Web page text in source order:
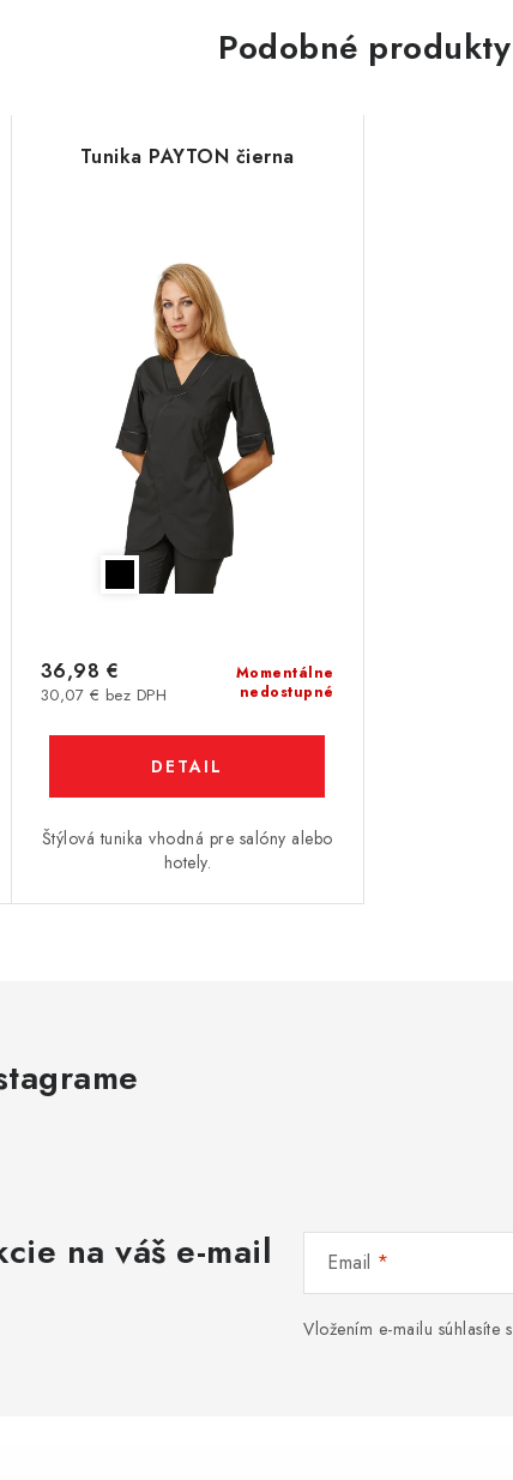
Podobné produkty
Tunika PAYTON čierna
Momentálne
nedostupné
30,07 € bez DPH
36,98 €
DETAIL
Štýlová tunika vhodná pre salóny alebo
hotely.
na váš e-mail Email
Vložením e-mailu súhlasíte s